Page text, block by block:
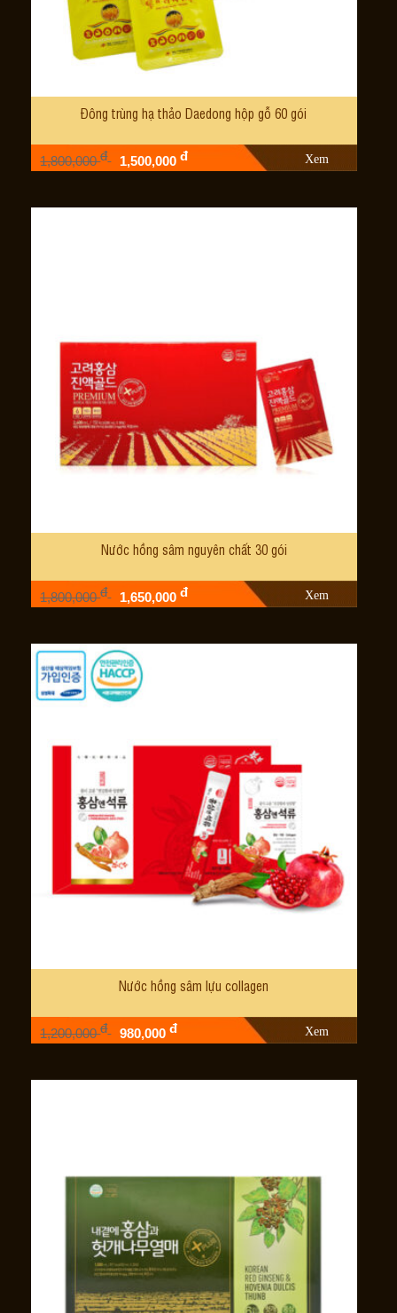
Đông trùng hạ thảo Daedong hộp gỗ 60 gói
1,800,000đ 1,500,000đ Xem
Nước hồng sâm nguyên chất 30 gói
1,800,000đ 1,650,000đ Xem
Nước hồng sâm lựu collagen
1,200,000đ 980,000đ Xem